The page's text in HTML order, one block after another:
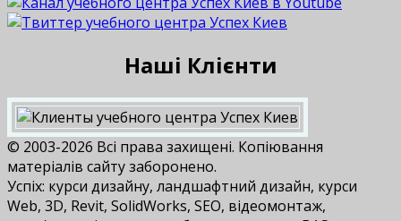
Наші Клієнти
© 2003-2026 Всі права захищені. Копіювання
матеріалів сайту заборонено.
Успіх: курси дизайну, ландшафтний дизайн, курси
Web, 3D, Revit, SolidWorks, SEO, відеомонтаж,